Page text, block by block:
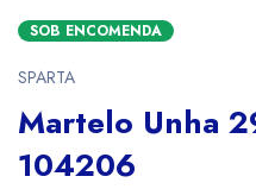
SOB ENCOMENDA
SPARTA
Martelo Unha
104206